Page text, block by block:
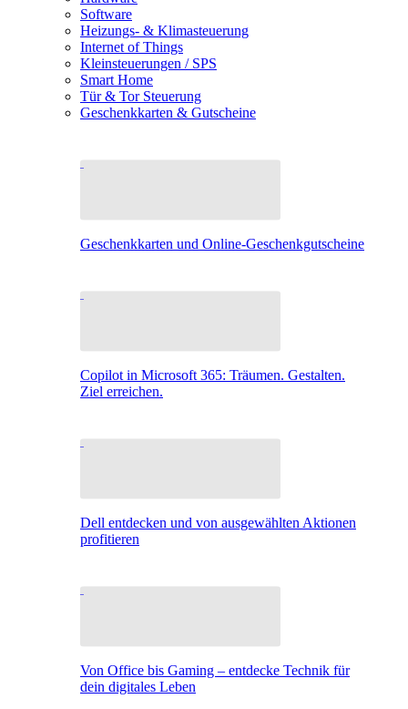
Software
Heizungs- & Klimasteuerung
Internet of Things
Kleinsteuerungen / SPS
Smart Home
Tür & Tor Steuerung
Geschenkkarten & Gutscheine
Geschenkkarten und Online-Geschenkgutscheine
Copilot in Microsoft 365: Träumen. Gestalten.
Ziel erreichen.
Dell entdecken und von ausgewählten Aktionen
profitieren
Von Office bis Gaming – entdecke Technik für
dein digitales Leben